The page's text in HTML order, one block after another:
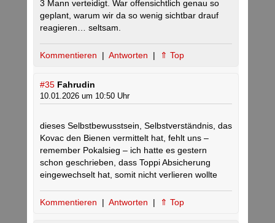
3 Mann verteidigt. War offensichtlich genau so
geplant, warum wir da so wenig sichtbar drauf
reagieren… seltsam.
Kommentieren | Antworten | ⇑ Top
#35 Fahrudin
10.01.2026 um 10:50 Uhr
dieses Selbstbewusstsein, Selbstverständnis, das
Kovac den Bienen vermittelt hat, fehlt uns –
remember Pokalsieg – ich hatte es gestern
schon geschrieben, dass Toppi Absicherung
eingewechselt hat, somit nicht verlieren wollte
Kommentieren | Antworten | ⇑ Top